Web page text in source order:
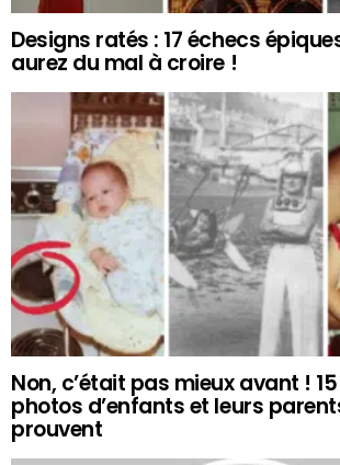
Designs ratés : 17 échecs
aurez du mal à croire !
Non, c’était pas mieux avant !
photos d’enfants et leurs
prouvent